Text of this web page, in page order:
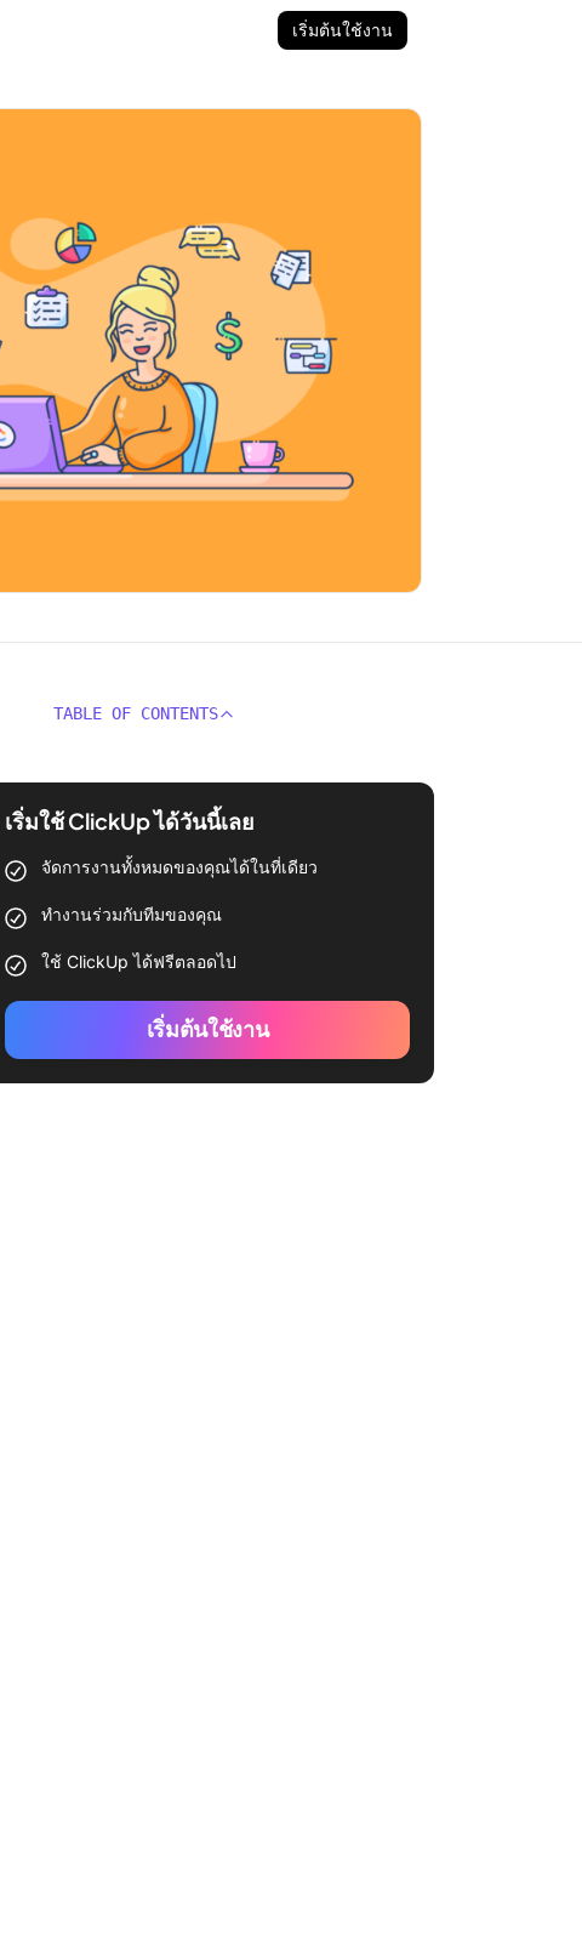
เริ่มต้นใช้งาน
TABLE OF CONTENTS
เริ่มใช้ ClickUp ได้วันนี้เลย
จัดการงานทั้งหมดของคุณได้ในที่เดียว
ทำงานร่วมกับทีมของคุณ
ใช้ ClickUp ได้ฟรีตลอดไป
เริ่มต้นใช้งาน